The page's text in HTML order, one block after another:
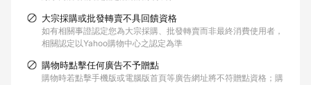
大宗採購或批發轉賣不具回饋資格
如有相關事證認定您為大宗採購、批發轉賣而非最終消費使用者，
相關認定以Yahoo購物中心之認定為準
購物時點擊任何廣告不予贈點
購物時若點擊手機版或電腦版首頁等廣告網址將不符贈點資格；購